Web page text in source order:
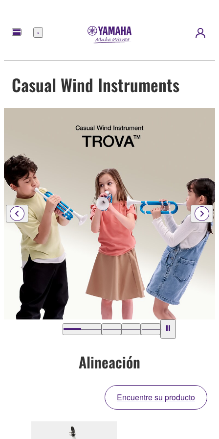
Menú
Casual Wind Instruments
Alineación
Encuentre su producto